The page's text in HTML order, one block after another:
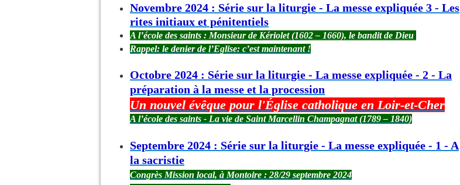
Novembre 2024 : Série sur la liturgie - La messe expliquée 3 - Les
rites initiaux et pénitentiels
A l’école des saints : Monsieur de Kériolet (1602 – 1660), le bandit de Dieu
Rappel: le denier de l’Eglise: c’est maintenant !
Octobre 2024 : Série sur la liturgie - La messe expliquée - 2 - La
préparation à la messe et la procession
Un nouvel évêque pour l'Église catholique en Loir-et-Cher
A l’école des saints - La vie de Saint Marcellin Champagnat (1789 – 1840)
Septembre 2024 : Série sur la liturgie - La messe expliquée - 1 - A
la sacristie
Congrès Mission local, à Montoire : 28/29 septembre 2024